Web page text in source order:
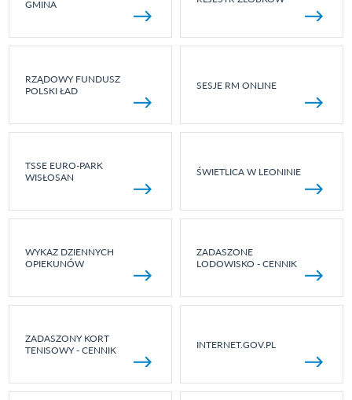
GMINA
RZĄDOWY FUNDUSZ
POLSKI ŁAD
SESJE RM ONLINE
TSSE EURO-PARK
WISŁOSAN
ŚWIETLICA W LEONINIE
WYKAZ DZIENNYCH
OPIEKUNÓW
ZADASZONE
LODOWISKO - CENNIK
ZADASZONY KORT
TENISOWY - CENNIK
INTERNET.GOV.PL